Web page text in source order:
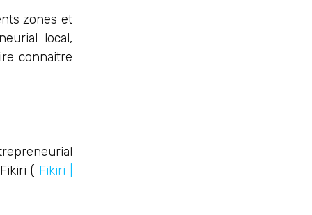
zones et
local,
connaitre
( Fikiri |